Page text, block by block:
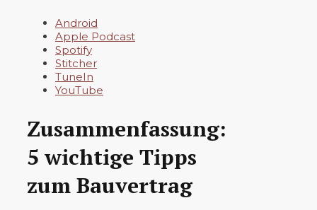
Android
Apple Podcast
Spotify
Stitcher
TuneIn
YouTube
Zusammenfassung:
5 wichtige Tipps
zum Bauvertrag